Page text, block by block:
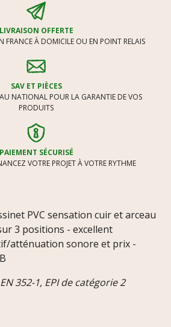
LIVRAISON OFFERTE
FRANCE À DOMICILE OU EN POINT RELAIS
SAV ET PIÈCES
NATIONAL POUR LA GARANTIE DE VOS
PRODUITS
PAIEMENT SÉCURISÉ
VOTRE PROJET À VOTRE RYTHME
PVC sensation cuir et arceau
3 positions - excellent
atténuation sonore et prix -
352-1, EPI de catégorie 2